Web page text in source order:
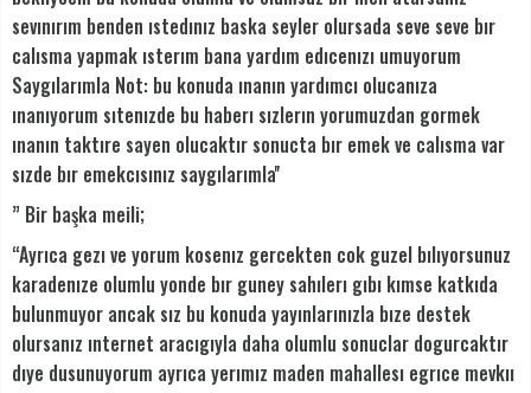
sevınırım benden ıstedınız baska seyler olursada seve seve bır
calısma yapmak ısterım bana yardım edıcenızı umuyorum
Saygılarımla Not: bu konuda ınanın yardımcı olucanıza
ınanıyorum sıtenızde bu haberı sızlerın yorumuzdan gormek
ınanın taktıre sayen olucaktır sonucta bır emek ve calısma var
sızde bır emekcısınız saygılarımla''
” Bir başka meili;
“Ayrıca gezı ve yorum kosenız gercekten cok guzel bılıyorsunuz
karadenıze olumlu yonde bır guney sahılerı gıbı kımse katkıda
bulunmuyor ancak sız bu konuda yayınlarınızla bıze destek
olursanız ınternet aracıgıyla daha olumlu sonuclar dogurcaktır
dıye dusunuyorum ayrıca yerımız maden mahallesı egrıce mevkıı